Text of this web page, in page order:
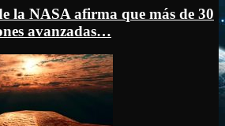
la NASA afirma que más de 30
avanzadas…